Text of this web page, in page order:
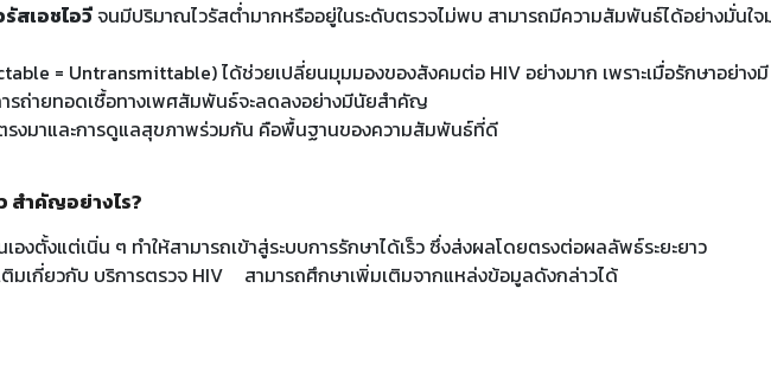
รัสเอชไอวีจนมีปริมาณไวรัสต่ำมากหรืออยู่ในระดับตรวจไม่พบ สามารถมีความสัมพันธ์ได้อย่างมั่นใจ
= Untransmittable) ได้ช่วยเปลี่ยนมุมมองของสังคมต่อ HIV อย่างมาก เพราะเมื่อรักษาอย่างมี
ารถ่ายทอดเชื้อทางเพศสัมพันธ์จะลดลงอย่างมีนัยสำคัญ
รงมาและการดูแลสุขภาพร่วมกัน คือพื้นฐานของความสัมพันธ์ที่ดี
สำคัญอย่างไร?
องตั้งแต่เนิ่น ๆ ทำให้สามารถเข้าสู่ระบบการรักษาได้เร็ว ซึ่งส่งผลโดยตรงต่อผลลัพธ์ระยะยาว
มเกี่ยวกับ บริการตรวจ HIV สามารถศึกษาเพิ่มเติมจากแหล่งข้อมูลดังกล่าวได้